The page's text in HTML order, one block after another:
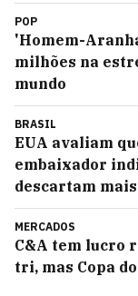
POP
'Homem-
milhões na
mundo
BRASIL
EUA avaliam
embaixador
descartam
MERCADOS
C&A tem lucro
tri, mas Copa